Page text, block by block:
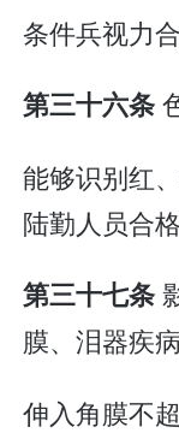
条件兵视力
第三十六条
能够识别红
陆勤人员合格
第三十七条
膜、泪器疾
伸入角膜不